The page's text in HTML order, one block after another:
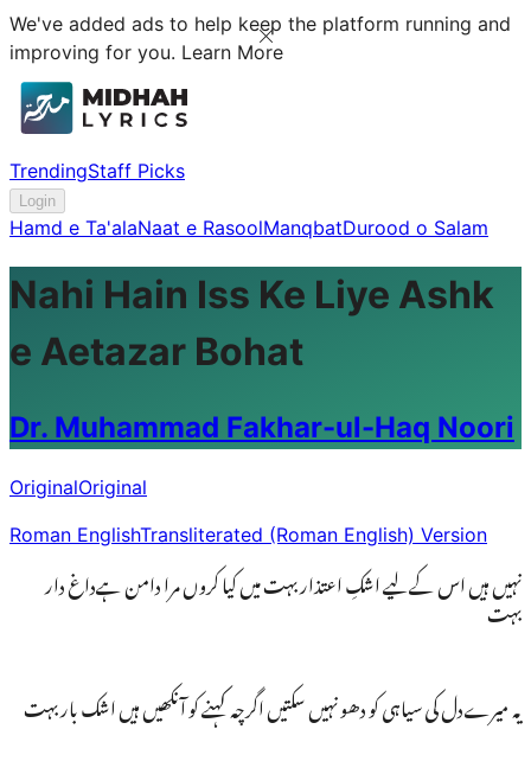
We've added ads to help keep the platform running and
improving for you. Learn More
TrendingStaff Picks
Login
Hamd e Ta'alaNaat e RasoolManqbatDurood o Salam
Nahi Hain Iss Ke Liye Ashk
e Aetazar Bohat
Dr. Muhammad Fakhar-ul-Haq Noori
OriginalOriginal
Roman EnglishTransliterated (Roman English) Version
نہیں ہیں اس کےلیے اشکِ اعتذار بہت میں کیا کروں مرا دامن ہےداغ دار
بہت
یہ میرےدل کی سیاہی کو دھو نہیں سکتیں اگرچہ کہنے کو آنکھیں ہیں اشک بار بہت